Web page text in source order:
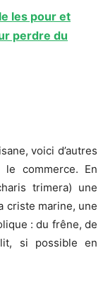
les pour et
perdre du
voici d’autres
commerce. En
trimera) une
criste marine, une
: du frêne, de
si possible en